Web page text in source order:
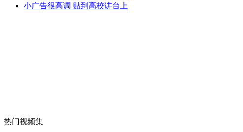
女孩北京地铁殴打老人 痛下狠手拳打脚踢
小广告很高调 贴到高校讲台上
热门视频集